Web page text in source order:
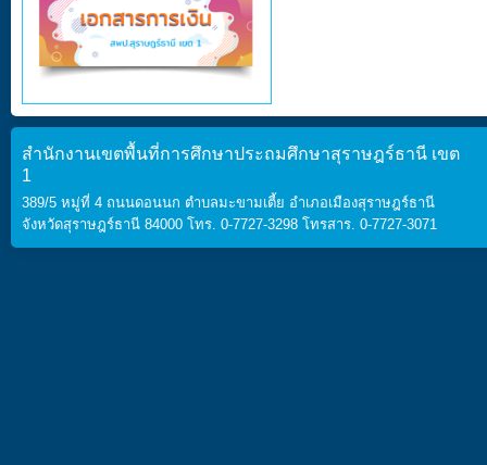
สำนักงานเขตพื้นที่การศึกษาประถมศึกษาสุราษฎร์ธานี เขต
1
389/5 หมู่ที่ 4 ถนนดอนนก ตำบลมะขามเตี้ย อำเภอเมืองสุราษฎร์ธานี
จังหวัดสุราษฎร์ธานี 84000 โทร. 0-7727-3298 โทรสาร. 0-7727-3071